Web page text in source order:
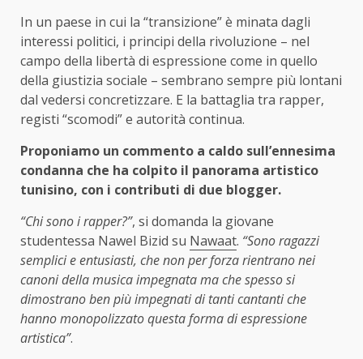
In un paese in cui la “transizione” è minata dagli
interessi politici, i principi della rivoluzione – nel
campo della libertà di espressione come in quello
della giustizia sociale – sembrano sempre più lontani
dal vedersi concretizzare. E la battaglia tra rapper,
registi “scomodi” e autorità continua.
Proponiamo un commento a caldo sull’ennesima
condanna che ha colpito il panorama artistico
tunisino, con i contributi di due blogger.
“Chi sono i rapper?”, si domanda la giovane
studentessa Nawel Bizid su Nawaat. “Sono ragazzi
semplici e entusiasti, che non per forza rientrano nei
canoni della musica impegnata ma che spesso si
dimostrano ben più impegnati di tanti cantanti che
hanno monopolizzato questa forma di espressione
artistica”.